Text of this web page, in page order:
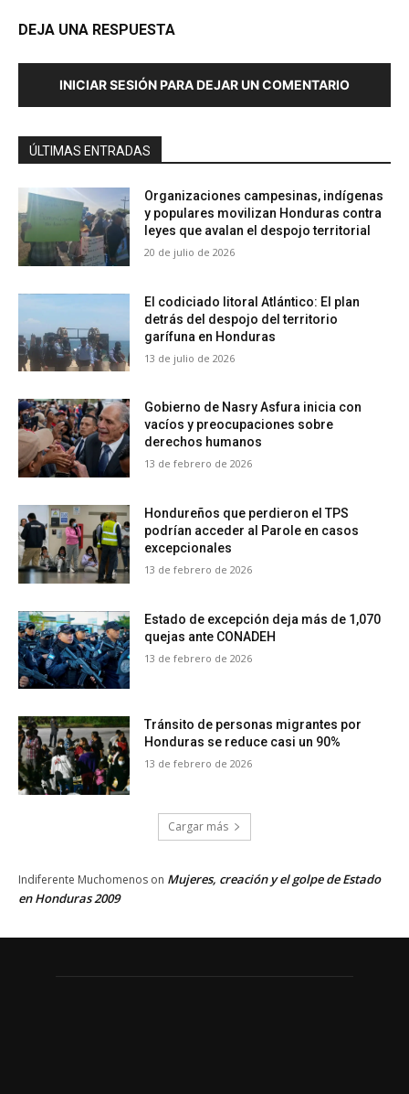
DEJA UNA RESPUESTA
INICIAR SESIÓN PARA DEJAR UN COMENTARIO
ÚLTIMAS ENTRADAS
Organizaciones campesinas, indígenas
y populares movilizan Honduras contra
leyes que avalan el despojo territorial
20 de julio de 2026
El codiciado litoral Atlántico: El plan
detrás del despojo del territorio
garífuna en Honduras
13 de julio de 2026
Gobierno de Nasry Asfura inicia con
vacíos y preocupaciones sobre
derechos humanos
13 de febrero de 2026
Hondureños que perdieron el TPS
podrían acceder al Parole en casos
excepcionales
13 de febrero de 2026
Estado de excepción deja más de 1,070
quejas ante CONADEH
13 de febrero de 2026
Tránsito de personas migrantes por
Honduras se reduce casi un 90%
13 de febrero de 2026
Cargar más
Indiferente Muchomenos on Mujeres, creación y el golpe de Estado
en Honduras 2009